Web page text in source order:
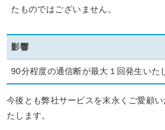
たものではございません。
影響
90分程度の通信断が最大１回発生いた
今後とも弊社サービスを末永くご愛顧
たします。